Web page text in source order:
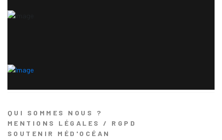
QUI SOMMES NOUS ?
MENTIONS LÉGALES / RGPD
SOUTENIR MÉD'OCÉAN